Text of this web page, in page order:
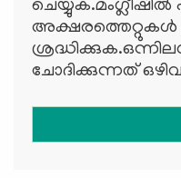
അക്ഷരത്തെറ്റുകള്‍
ചോദിക്കുന്നത്